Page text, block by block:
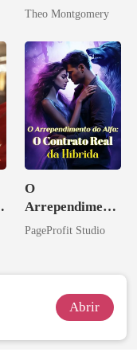
de um bilionário
Theo Montgomery
O
Arrependiment
o do Alfa: O
PageProfit Studio
Abrir